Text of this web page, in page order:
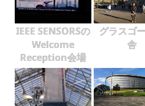
プ
IEEE SENSORSの
Welcome
Reception会場
グラスゴ
舎